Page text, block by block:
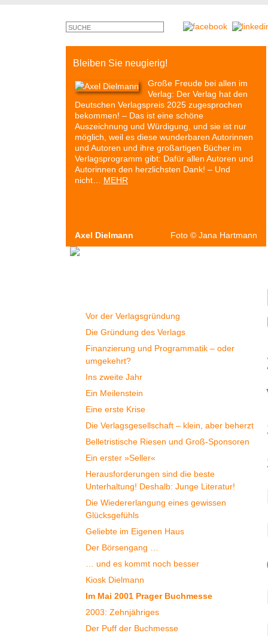
Bleiben Sie neugierig!
Große Freude bei allen im
Verlag: Der Verlag hat den
Deutschen Verlagspreis 2025 zugesprochen
bekommen! – Das ist eine schöne
Auszeichnung und Würdigung, und sie ist nur
möglich, weil es diese wunderbaren Autorinnen
und Autoren und ihre großartigen Bücher im
Verlagsprogramm gibt: Dafür allen Autoren und
Autorinnen den herzlichsten Dank! – Und
nicht… MEHR
Axel Dielmann Foto © Jana Hartmann
Autoren & Bücher
Vor der Verlagsgründung
Die Gründung des Verlags
Finanzierung und Programmatik – oder
umgekehrt?
Ins zweite Jahr
Ein Meilenstein
Eine erste Krise
Die Verlagsgesellschaft – klein, aber beherzt
Belletristische Riesen und Groß-Sponsoren
Ein erster »Seller«
Herausforderungen sind die beste
Unterhaltung! Deshalb: Junge Literatur!
Die Wiedererlangung eines gewissen
Glücksgefühls
Geliebte im Eigenen Haus
Der Börsengang …
… und es kommt noch besser
Kiosk Dielmann
Im Mai 2001 Prager Buchmesse
2003: Zehnjähriges
Der Puff der Buchmesse